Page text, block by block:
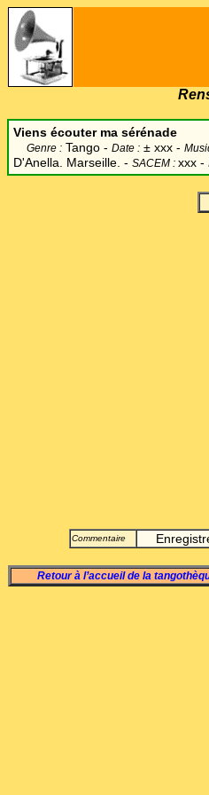
Viens écouter ma sérénade
Genre : Tango - Date : ± xxx -
D'Anella. Marseille. - SACEM : xxx -
Commentaire Enregistré
Retour à l’accueil de la